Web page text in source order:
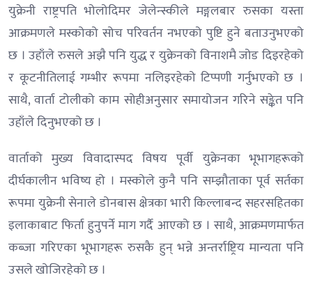
युक्रेनी राष्ट्रपति भोलोदिमर जेलेन्स्कीले मङ्गलबार रुसका यस्ता
आक्रमणले मस्कोको सोच परिवर्तन नभएको पुष्टि हुने बताउनुभएको
छ । उहाँले रुसले अझै पनि युद्ध र युक्रेनको विनाशमै जोड दिइरहेको
र कूटनीतिलाई गम्भीर रूपमा नलिइरहेको टिप्पणी गर्नुभएको छ ।
साथै, वार्ता टोलीको काम सोहीअनुसार समायोजन गरिने सङ्केत पनि
उहाँले दिनुभएको छ ।
वार्ताको मुख्य विवादास्पद विषय पूर्वी युक्रेनका भूभागहरूको
दीर्घकालीन भविष्य हो । मस्कोले कुनै पनि सम्झौताका पूर्व सर्तका
रूपमा युक्रेनी सेनाले डोनबास क्षेत्रका भारी किल्लाबन्द सहरसहितका
इलाकाबाट फिर्ता हुनुपर्ने माग गर्दै आएको छ । साथै, आक्रमणमार्फत
कब्जा गरिएका भूभागहरू रुसकै हुन् भन्ने अन्तर्राष्ट्रिय मान्यता पनि
उसले खोजिरहेको छ ।